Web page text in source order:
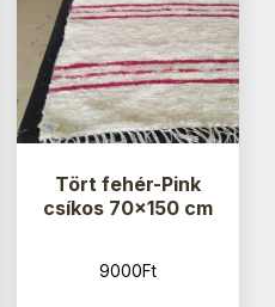
Tört fehér-Pink
csíkos 70×150 cm
9000Ft